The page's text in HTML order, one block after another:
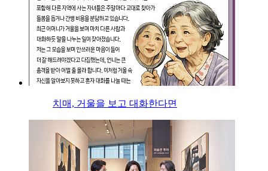
치매, 거울을 보고 대화한다면